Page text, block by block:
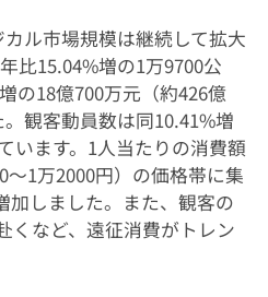
ル市場規模は継続して拡大
比15.04%増の1万9700公
の18億700万元（約426億
観客動員数は同10.41%増
います。1人当たりの消費額
〜1万2000円）の価格帯に集
加しました。また、観客の
くなど、遠征消費がトレン